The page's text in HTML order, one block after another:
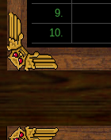
9.
10.